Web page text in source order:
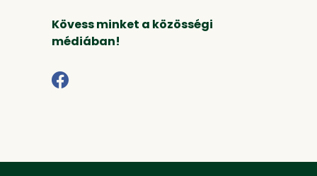
Kövess minket a közösségi
médiában!